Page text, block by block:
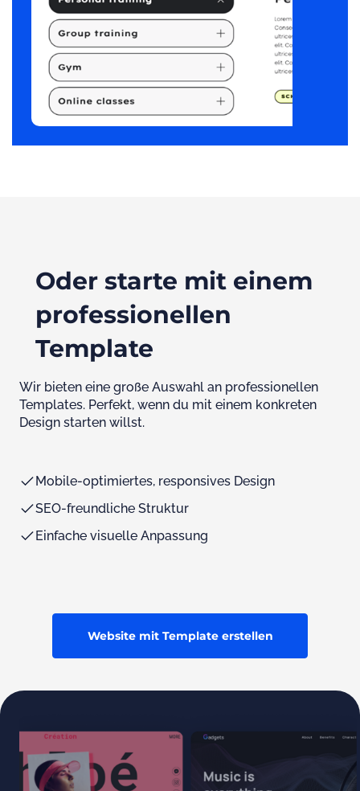
Oder starte mit einem
professionellen
Template
Wir bieten eine große Auswahl an professionellen
Templates. Perfekt, wenn du mit einem konkreten
Design starten willst.
Mobile-optimiertes, responsives Design
SEO-freundliche Struktur
Einfache visuelle Anpassung
Website mit Template erstellen